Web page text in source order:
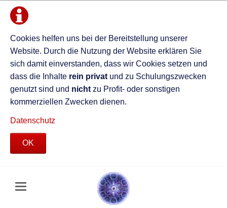
Cookies helfen uns bei der Bereitstellung unserer
Website. Durch die Nutzung der Website erklären Sie
sich damit einverstanden, dass wir Cookies setzen und
dass die Inhalte rein privat und zu Schulungszwecken
genutzt sind und nicht zu Profit- oder sonstigen
kommerziellen Zwecken dienen.
Datenschutz
OK